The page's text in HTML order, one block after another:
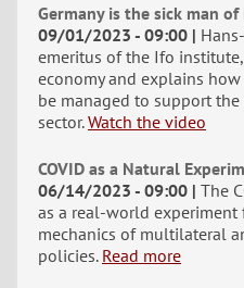
Germany is the sick man
09/01/2023 - 09:00
emeritus of the Ifo
economy and explains
be managed to support
sector. Watch the video
COVID as a Natural
06/14/2023 - 09:00 The
as a real-world experiment
mechanics of multilateral
policies. Read more